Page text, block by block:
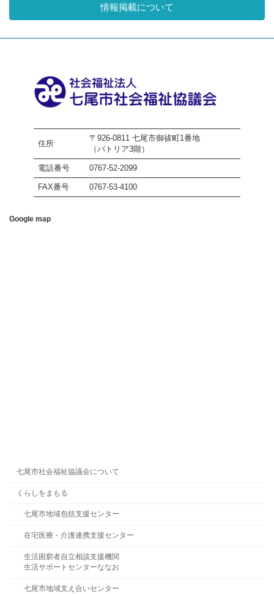
情報掲載について
住所
〒926-0811 七尾市御祓町1番地
（パトリア3階）
電話番号 0767-52-2099
FAX番号 0767-53-4100
Google map
七尾市社会福祉協議会について
くらしをまもる
七尾市地域包括支援センター
在宅医療・介護連携支援センター
生活困窮者自立相談支援機関
生活サポートセンターななお
七尾市地域支え合いセンター